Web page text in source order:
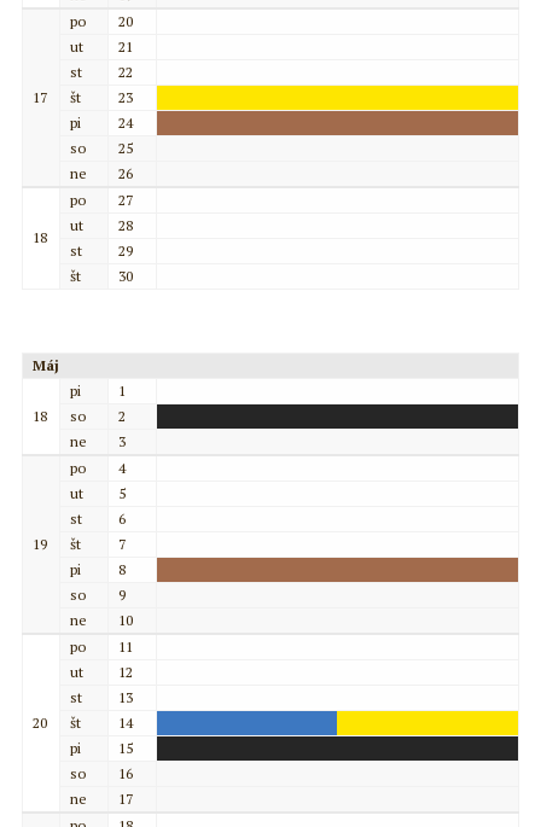
17
po
20
ut
21
st
22
št
23
pi
24
so
25
ne
26
18
po
27
ut
28
st
29
št
30
Máj
18
pi
1
so
2
ne
3
19
po
4
ut
5
st
6
št
7
pi
8
so
9
ne
10
20
po
11
ut
12
st
13
št
14
pi
15
so
16
ne
17